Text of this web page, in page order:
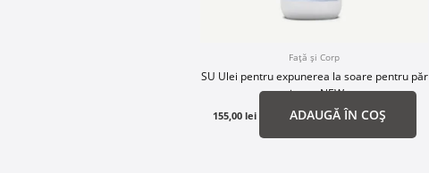
Față și Corp
SU Ulei pentru expunerea la soare pentru păr
și corp NEW
155,00 lei ADAUGĂ ÎN COȘ